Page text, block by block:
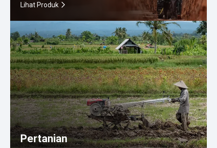
Lihat Produk
Pertanian